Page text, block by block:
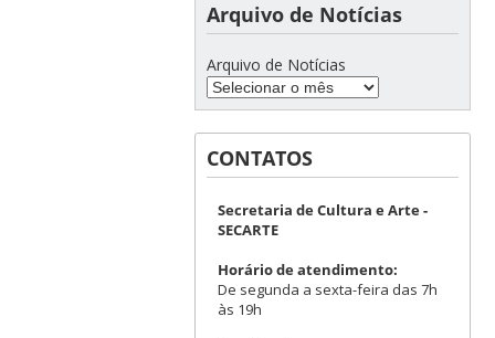
Arquivo de Notícias
Arquivo de Notícias
CONTATOS
Secretaria de Cultura e Arte -
SECARTE
Horário de atendimento:
De segunda a sexta-feira das 7h
às 19h